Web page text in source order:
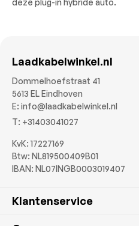
Laadkabelwinkel.nl
Dommelhoefstraat 41
5613 EL Eindhoven
E: info@laadkabelwinkel.nl
T: +31403041027
KvK: 17227169
Btw: NL819500409B01
IBAN: NL07INGB0003019407
Klantenservice